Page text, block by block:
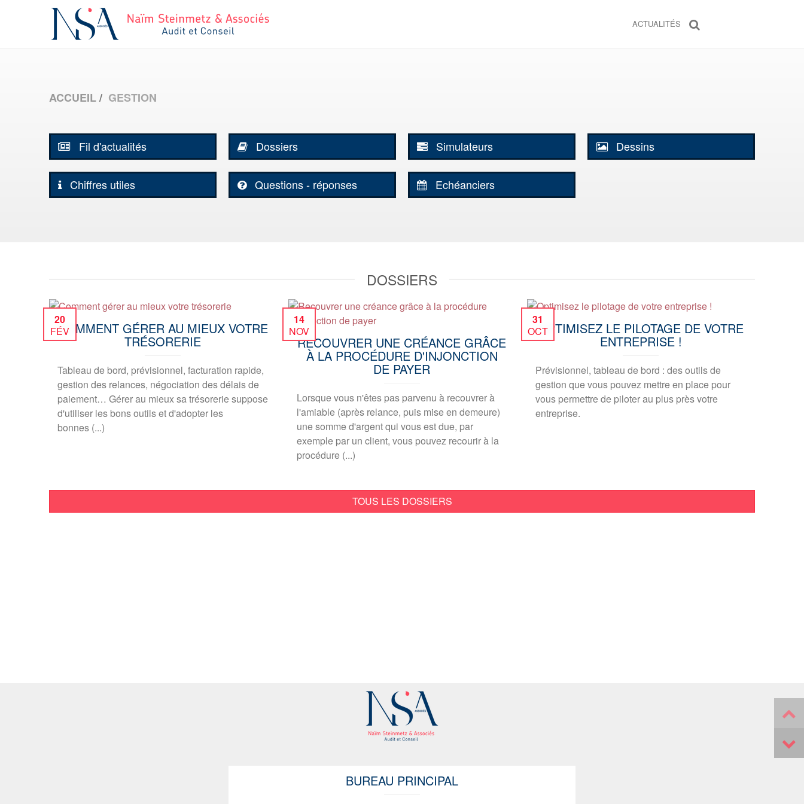
ACTUALITÉS
ACCUEIL GESTION
Fil d'actualités Dossiers Simulateurs Dessins
Chiffres utiles Questions - réponses Echéanciers
DOSSIERS
COMMENT GÉRER AU MIEUX VOTRE
TRÉSORERIE
20
FÉV
Tableau de bord, prévisionnel, facturation rapide,
gestion des relances, négociation des délais de
paiement… Gérer au mieux sa trésorerie suppose
d'utiliser les bons outils et d'adopter les
bonnes (...)
RECOUVRER UNE CRÉANCE GRÂCE
À LA PROCÉDURE D'INJONCTION
DE PAYER
14
NOV
Lorsque vous n'êtes pas parvenu à recouvrer à
l'amiable (après relance, puis mise en demeure)
une somme d'argent qui vous est due, par
exemple par un client, vous pouvez recourir à la
procédure (...)
OPTIMISEZ LE PILOTAGE DE VOTRE
ENTREPRISE !
31
OCT
Prévisionnel, tableau de bord : des outils de
gestion que vous pouvez mettre en place pour
vous permettre de piloter au plus près votre
entreprise.
TOUS LES DOSSIERS
BUREAU PRINCIPAL